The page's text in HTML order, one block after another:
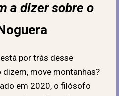
a dizer sobre o
por trás desse
move montanhas?
em 2020, o filósofo